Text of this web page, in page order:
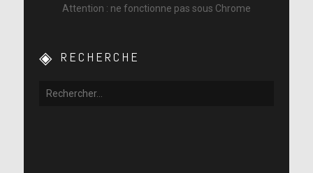
Attention : ne fonctionne pas sous Chrome
RECHERCHE